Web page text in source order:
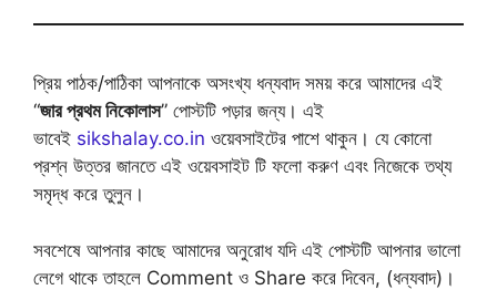
প্রিয় পাঠক/পাঠিকা আপনাকে অসংখ্য ধন্যবাদ সময় করে আমাদের এই
“জার প্রথম নিকোলাস” পোস্টটি পড়ার জন্য। এই
ভাবেই sikshalay.co.in ওয়েবসাইটের পাশে থাকুন। যে কোনো
প্রশ্ন উত্তর জানতে এই ওয়েবসাইট টি ফলো করুণ এবং নিজেকে তথ্য
সমৃদ্ধ করে তুলুন।
সবশেষে আপনার কাছে আমাদের অনুরোধ যদি এই পোস্টটি আপনার ভালো
লেগে থাকে তাহলে Comment ও Share করে দিবেন, (ধন্যবাদ)।